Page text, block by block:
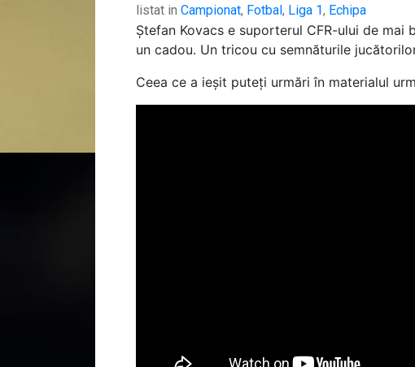
listat in Campionat, Fotbal, Liga 1, Echipa
Ștefan Kovacs e suporterul CFR-ului de
un cadou. Un tricou cu semnăturile
Ceea ce a ieșit puteți urmări în materialul